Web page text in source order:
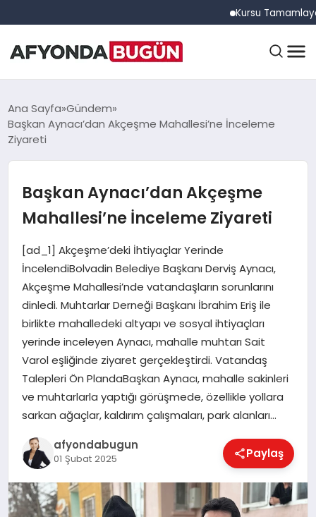
Kursu Tamamlayan
ANASAYFA
GÜNDEM
EĞITIM
DÜNYA
MAGAZIN
SAĞLIK
SIYASET
Ana Sayfa Gündem
Başkan Aynacı’dan Akçeşme Mahallesi’ne İnceleme
Ziyareti
Başkan Aynacı’dan Akçeşme
Mahallesi’ne İnceleme Ziyareti
[ad_1] Akçeşme’deki İhtiyaçlar Yerinde
İncelendiBolvadin Belediye Başkanı Derviş Aynacı,
Akçeşme Mahallesi’nde vatandaşların sorunlarını
dinledi. Muhtarlar Derneği Başkanı İbrahim Eriş ile
birlikte mahalledeki altyapı ve sosyal ihtiyaçları
yerinde inceleyen Aynacı, mahalle muhtarı Sait
Varol eşliğinde ziyaret gerçekleştirdi. Vatandaş
Talepleri Ön PlandaBaşkan Aynacı, mahalle sakinleri
ve muhtarlarla yaptığı görüşmede, özellikle yollara
sarkan ağaçlar, kaldırım çalışmaları, park alanları…
afyondabugun
01 Şubat 2025 Paylaş